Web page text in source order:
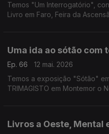
Temos "Um Interrogatório",
Livro em Faro, Feira da
Uma ida ao sótão com
Ep. 66
12 mai. 2026
Temos a exposição "Sótão"
TRIMAGISTO em Montemor o
Livros a Oeste, Mental